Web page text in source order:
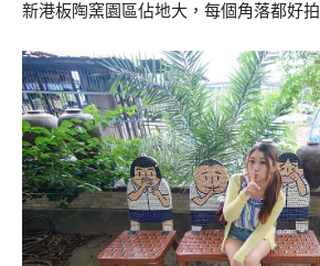
新港板陶窯園區佔地大，每個角落都好拍